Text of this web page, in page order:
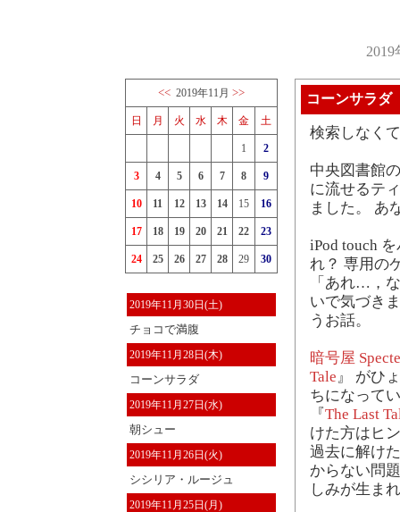
<< 2019年11月 >>
日 月 火 水 木 金 土
1 2
3 4 5 6 7 8 9
10 11 12 13 14 15 16
17 18 19 20 21 22 23
24 25 26 27 28 29 30
2019年11月30日(土)
チョコで満腹
2019年11月28日(木)
コーンサラダ
2019年11月27日(水)
朝シュー
2019年11月26日(火)
シシリア・ルージュ
2019年11月25日(月)
コーンサラダ
検索しなく
中央図書館
に流せるテ
ました。 あ
iPod touch
れ？ 専用の
「あれ…，
いで気づき
うお話。
暗号屋
Tale』 がひ
ちになって
『The Last
けた方はヒ
過去に解け
からない問
しみが生ま